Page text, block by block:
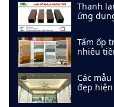
Thanh
ứng
Tấm ốp
nhiêu
Các
đẹp